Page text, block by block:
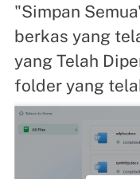
"Simpan
berkas yang
yang Telah
folder yang